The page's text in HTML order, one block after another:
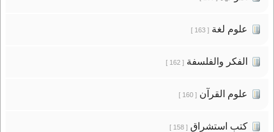
علوم لغة[ 163 ]
الفكر والفلسفة[ 162 ]
علوم القرآن[ 160 ]
كتب استشراق[ 158 ]